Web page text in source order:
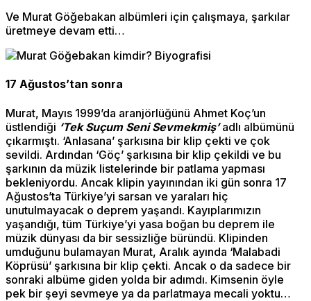
Ve Murat Göğebakan albümleri için çalışmaya, şarkılar
üretmeye devam etti…
17 Ağustos’tan sonra
Murat, Mayıs 1999’da aranjörlüğünü Ahmet Koç’un
üstlendiği ‘Tek Suçum Seni Sevmekmiş’adlı albümünü
çıkarmıştı. ‘Anlasana’ şarkısına bir klip çekti ve çok
sevildi. Ardından ‘Göç’ şarkısına bir klip çekildi ve bu
şarkının da müzik listelerinde bir patlama yapması
bekleniyordu. Ancak klipin yayınından iki gün sonra 17
Ağustos’ta Türkiye’yi sarsan ve yaraları hiç
unutulmayacak o deprem yaşandı. Kayıplarımızın
yaşandığı, tüm Türkiye’yi yasa boğan bu deprem ile
müzik dünyası da bir sessizliğe büründü. Klipinden
umduğunu bulamayan Murat, Aralık ayında ‘Malabadi
Köprüsü’ şarkısına bir klip çekti. Ancak o da sadece bir
sonraki albüme giden yolda bir adımdı. Kimsenin öyle
pek bir şeyi sevmeye ya da parlatmaya mecali yoktu…